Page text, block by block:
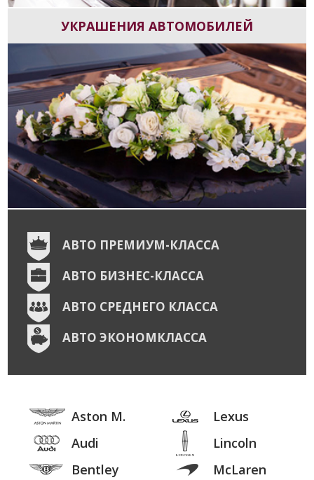
УКРАШЕНИЯ АВТОМОБИЛЕЙ
АВТО ПРЕМИУМ-КЛАССА
АВТО БИЗНЕС-КЛАССА
АВТО СРЕДНЕГО КЛАССА
АВТО ЭКОНОМКЛАССА
Aston M.
Audi
Bentley
Lexus
Lincoln
McLaren